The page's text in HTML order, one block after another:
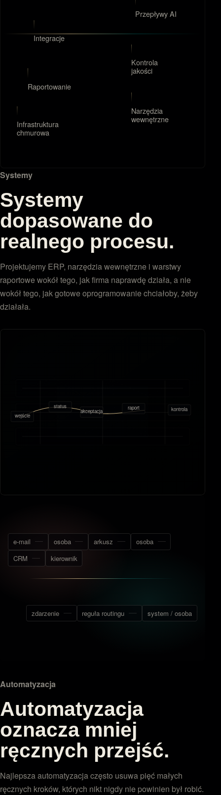
Przepływy AI
Integracje
Kontrola
jakości
Raportowanie
Narzędzia
wewnętrzne
Infrastruktura
chmurowa
Systemy
Systemy
dopasowane do
realnego procesu.
Projektujemy ERP, narzędzia wewnętrzne i warstwy
raportowe wokół tego, jak firma naprawdę działa, a nie
wokół tego, jak gotowe oprogramowanie chciałoby, żeby
działała.
wejście
status
akceptacja
raport kontrola
e-mail osoba arkusz
osoba
CRM
kierownik
zdarzenie reguła routingu system / osoba
Automatyzacja
Automatyzacja
oznacza mniej
ręcznych przejść.
Najlepsza automatyzacja często usuwa pięć małych
ręcznych kroków, których nikt nigdy nie powinien był robić.